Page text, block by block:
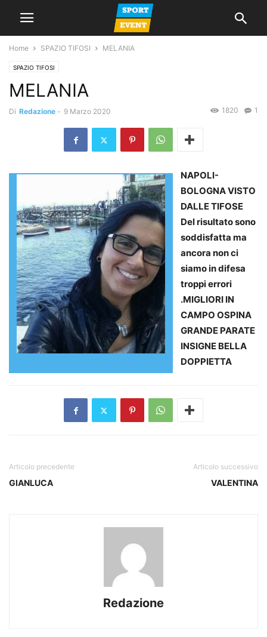
Home SPAZIO TIFOSI MELANIA
SPAZIO TIFOSI
MELANIA
Di Redazione - 9 Marzo 2020 1
1820
NAPOLI-
BOLOGNA VISTO
DALLE TIFOSE
Del risultato sono
soddisfatta ma
ancora non ci
siamo in difesa
troppi errori
.MIGLIORI IN
CAMPO OSPINA
GRANDE PARATE
INSIGNE BELLA
DOPPIETTA
Articolo precedente
GIANLUCA
Articolo successivo
VALENTINA
Redazione